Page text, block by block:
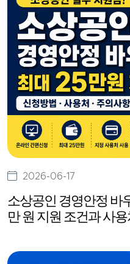
2026-06-17
소상공인 경영안정 바
만 원 지원 조건과 사용